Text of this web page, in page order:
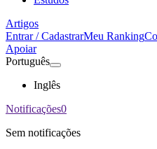
Artigos
Entrar / CadastrarMeu Ranking
Apoiar
Português
Inglês
Notificações0
Sem notificações